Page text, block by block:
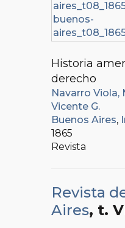
Historia
derecho
Navarro Viola,
Vicente G.
Buenos Aires,
1865
Revista
Revista
Aires, t.